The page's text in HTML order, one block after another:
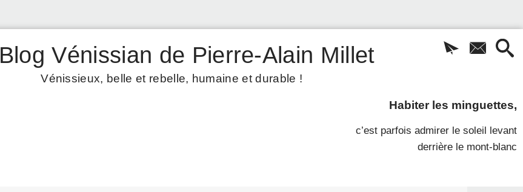
Blog Vénissian de Pierre-Alain Millet
Vénissieux, belle et rebelle, humaine et durable !
Habiter les minguettes,
c’est parfois admirer le soleil levant
derrière le mont-blanc